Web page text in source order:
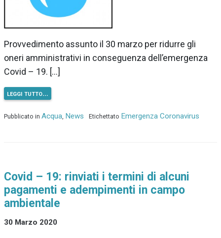
Provvedimento assunto il 30 marzo per ridurre gli
oneri amministrativi in conseguenza dell’emergenza
Covid – 19. […]
leggi tutto…
Pubblicato in Acqua News Etichettato Emergenza Coronavirus
Covid – 19: rinviati i termini di alcuni
pagamenti e adempimenti in campo
ambientale
30 Marzo 2020